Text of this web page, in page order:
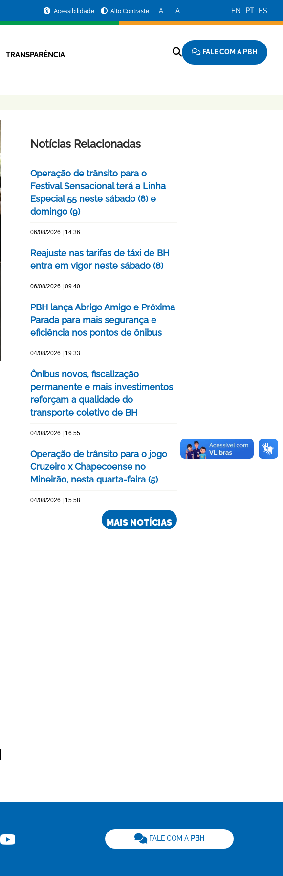
Acessibilidade Alto Contraste −A +A EN PT ES
TRANSPARÊNCIA FALE COM A PBH
Notícias Relacionadas
Operação de trânsito para o
Festival Sensacional terá a Linha
Especial 55 neste sábado (8) e
domingo (9)
06/08/2026 | 14:36
Reajuste nas tarifas de táxi de BH
entra em vigor neste sábado (8)
06/08/2026 | 09:40
PBH lança Abrigo Amigo e Próxima
Parada para mais segurança e
eficiência nos pontos de ônibus
04/08/2026 | 19:33
Ônibus novos, fiscalização
permanente e mais investimentos
reforçam a qualidade do
transporte coletivo de BH
04/08/2026 | 16:55
Operação de trânsito para o jogo
Cruzeiro x Chapecoense no
Mineirão, nesta quarta-feira (5)
04/08/2026 | 15:58
MAIS NOTÍCIAS
Flickr FALE COM A PBH